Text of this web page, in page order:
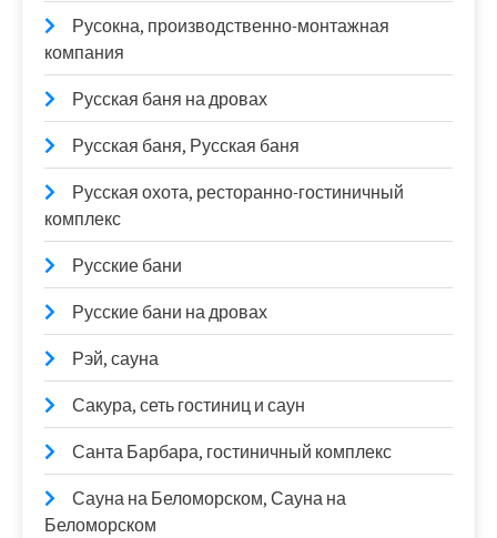
Русокна, производственно-монтажная
компания
Русская баня на дровах
Русская баня, Русская баня
Русская охота, ресторанно-гостиничный
комплекс
Русские бани
Русские бани на дровах
Рэй, сауна
Сакура, сеть гостиниц и саун
Санта Барбара, гостиничный комплекс
Сауна на Беломорском, Сауна на
Беломорском